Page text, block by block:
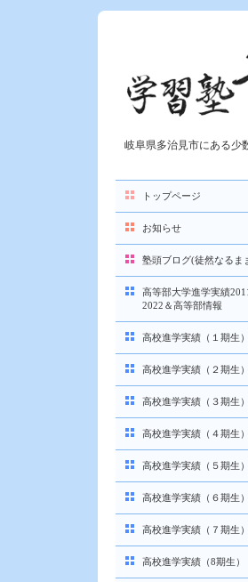
岐阜県多治見市にある
トップページ
お知らせ
塾頭ブログ(徒然なるま
高等部大学進学実績
2022＆高等部情報
高校進学実績（１期生）
高校進学実績（２期生）
高校進学実績（３期生）
高校進学実績（４期生）
高校進学実績（５期生）
高校進学実績（６期生）
高校進学実績（７期生）
高校進学実績（8期生）